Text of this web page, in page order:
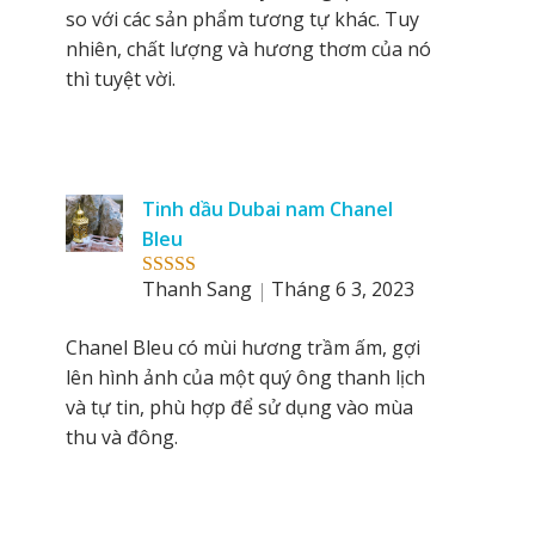
so với các sản phẩm tương tự khác. Tuy
nhiên, chất lượng và hương thơm của nó
thì tuyệt vời.
Rated5 out
Tinh dầu Dubai nam Chanel
Bleu
Thanh Sang
Tháng 6 3, 2023
Chanel Bleu có mùi hương trầm ấm, gợi
lên hình ảnh của một quý ông thanh lịch
và tự tin, phù hợp để sử dụng vào mùa
thu và đông.